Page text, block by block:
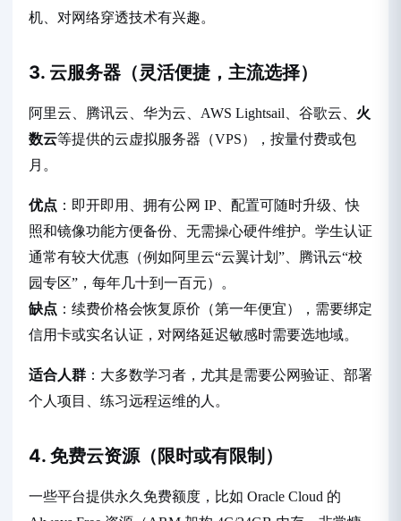
机、对网络穿透技术有兴趣。
3. 云服务器（灵活便捷，主流选择）
阿里云、腾讯云、华为云、AWS Lightsail、谷歌云、 火
数云等提供的云虚拟服务器（VPS），按量付费或包
月。
优点 ：即开即用、拥有公网 IP、配置可随时升级、快
照和镜像功能方便备份、无需操心硬件维护。学生认证
通常有较大优惠（例如阿里云“云翼计划”、腾讯云“校
园专区”，每年几十到一百元）。
缺点 ：续费价格会恢复原价（第一年便宜），需要绑定
信用卡或实名认证，对网络延迟敏感时需要选地域。
适合人群 ：大多数学习者，尤其是需要公网验证、部署
个人项目、练习远程运维的人。
4. 免费云资源（限时或有限制）
一些平台提供永久免费额度，比如 Oracle Cloud 的